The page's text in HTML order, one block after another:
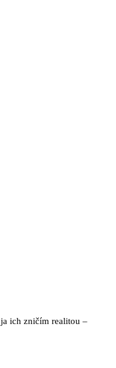
ich zničím realitou –